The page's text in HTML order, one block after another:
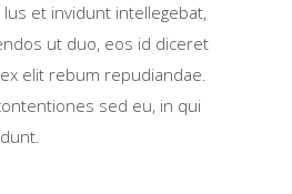
et invidunt intellegebat,
ut duo, eos id diceret
elit rebum repudiandae.
sed eu, in qui